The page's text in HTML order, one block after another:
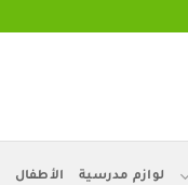
لوازم مدرسية الأطفال